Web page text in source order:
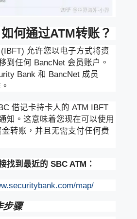
何通过ATM转账？
允许您以电子方式将资
到任何 BancNet 会员账户。
Bank 和 BancNet 成员
借记卡持卡人的 ATM IBFT
知。这意味着您现在可以使用
转账，并且无需支付任何费
找到最近的 SBC ATM：
map/
步骤